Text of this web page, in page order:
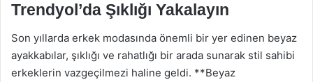
Trendyol’da Şıklığı Yakalayın
Son yıllarda erkek modasında önemli bir yer edinen beyaz
ayakkabılar, şıklığı ve rahatlığı bir arada sunarak stil sahibi
erkeklerin vazgeçilmezi haline geldi. **Beyaz